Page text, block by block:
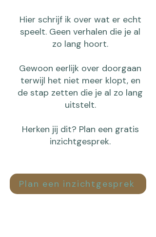
Hier schrijf ik over wat er echt
speelt. Geen verhalen die je al
zo lang hoort.
Gewoon eerlijk over doorgaan
terwijl het niet meer klopt, en
de stap zetten die je al zo lang
uitstelt.
Herken jij dit? Plan een gratis
inzichtgesprek.
Plan een inzichtgesprek